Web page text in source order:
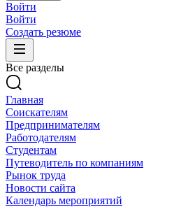
Войти
Войти
Создать резюме
Все разделы
Главная
Соискателям
Предпринимателям
Работодателям
Студентам
Путеводитель по компаниям
Рынок труда
Новости сайта
Календарь мероприятий